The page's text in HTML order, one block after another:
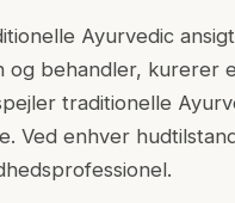
Ayurvedic
og behandler, kurerer
traditionelle
Ved enhver